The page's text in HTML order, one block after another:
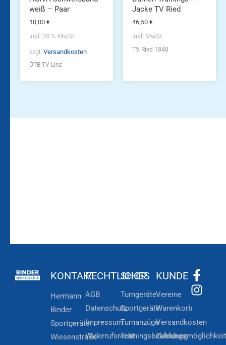
weiß – Paar
10,00 €
inkl. 20 % MwSt.
zzgl. Versandkosten
ÖTB TV Linz
gewählt
werden
Jacke TV Ried
46,50 €
inkl. MwSt.
TV Ried 1848
KONTAKT
Hermann
Binder
Sportgeräte
Wiesenstraße
RECHTLICHES
AGB
Datenschutz
Impressum
Widerrufsrecht
SHOP
Turngeräte
Sportgeräte
Turnanzüge
Trainingsbekleidung
KUNDE
Vereine
Warenkorb
Versandkosten